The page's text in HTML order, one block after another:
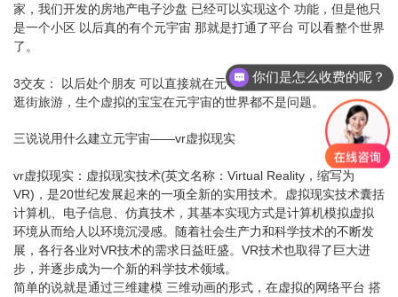
家，我们开发的房地产电子沙盘 已经可以实现这个 功能，但是他只
是一个小区 以后真的有个元宇宙 那就是打通了平台 可以看整个世界
了。
3交友： 以后处个朋友 可以直接就在元宇宙里搞定了，牵手 看电影
逛街旅游，生个虚拟的宝宝在元宇宙的世界都不是问题。
三说说用什么建立元宇宙——vr虚拟现实
vr虚拟现实 ： 虚拟现实技术(英文名称：Virtual Reality，缩写为
VR)，是20世纪发展起来的一项全新的实用技术。虚拟现实技术囊括
计算机、电子信息、仿真技术，其基本实现方式是计算机模拟虚拟
环境从而给人以环境沉浸感。随着社会生产力和科学技术的不断发
展，各行各业对VR技术的需求日益旺盛。VR技术也取得了巨大进
步，并逐步成为一个新的科学技术领域。
简单的说就是通过三维建模 三维动画的形式，在虚拟的网络平台 搭
你们是怎么收费的呢？